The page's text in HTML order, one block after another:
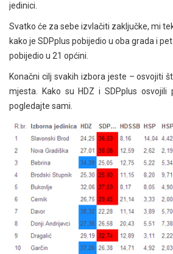
jedinici.
Svatko će za sebe izvlačiti zaključke, mi
kako je SDPplus pobijedio u oba grada i
pobijedio u 21 općini.
Konačni cilj svakih izbora jeste – osvojiti
mjesta. Kako su HDZ i SDPplus osvojili
pogledajte sami.